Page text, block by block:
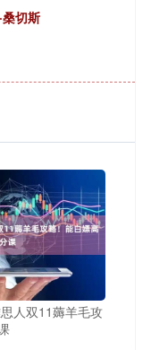
切斯
人双11薅羊毛攻